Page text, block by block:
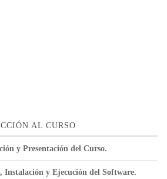
AL CURSO
y Presentación del Curso.
Instalación y Ejecución del Software.